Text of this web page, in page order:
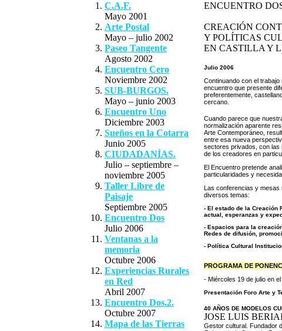
C.A.F.
Mayo 2001
Arte Postal
Mayo – julio 2002
Paseo Tangente
Agosto 2002
Encuentro Cero
Noviembre 2002
SUB-BURGOS.
Mayo – junio 2003
Encuentro Uno
Diciembre 2003
Sueños en la Cotarra
Junio 2005
CIUDADANÍAS.
Julio – septiembre –
noviembre 2005
Taller Libre de
Paisaje
Septiembre 2005
Encuentro Dos
Julio 2006
Ventanas a la
memoria
Octubre 2006
Experiencias Rurales
en Red
Abril 2007
Encuentro Dos.2.
Octubre 2007
Mapa de las Tierras
ENCUENTRO
CREACIÓN
Y POLÍTICAS
EN CASTILLA Y
Julio 2006
Continuando con el trabajo
encuentro que presente
preferentemente,
cercano.
Cuando parece que
normalización aparente
Arte Contemporáneo,
entre esa nueva
sectores privados, con las
de los creadores en
El Encuentro pretende
particularidades y
Las conferencias y mesas
diversos temas:
- El estado de la Creación
actual, esperanzas y
- Espacios para la
Redes de difusión,
- Política Cultural
PROGRAMA DE
- Miércoles 19 de julio en el
Presentación Foro Arte y
40 AÑOS DE MODELOS
JOSE LUIS
Gestor cultural. Fundador